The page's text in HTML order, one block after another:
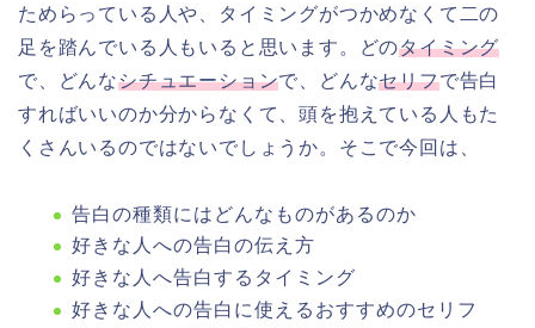
ためらっている人や、タイミングがつかめなくて二の
足を踏んでいる人もいると思います。どのタイミング
で、どんなシチュエーションで、どんなセリフで告白
すればいいのか分からなくて、頭を抱えている人もた
くさんいるのではないでしょうか。そこで今回は、
告白の種類にはどんなものがあるのか
好きな人への告白の伝え方
好きな人へ告白するタイミング
好きな人への告白に使えるおすすめのセリフ